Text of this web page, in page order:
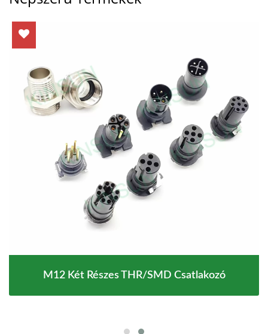
M12 Két Részes THR/SMD Csatlakozó